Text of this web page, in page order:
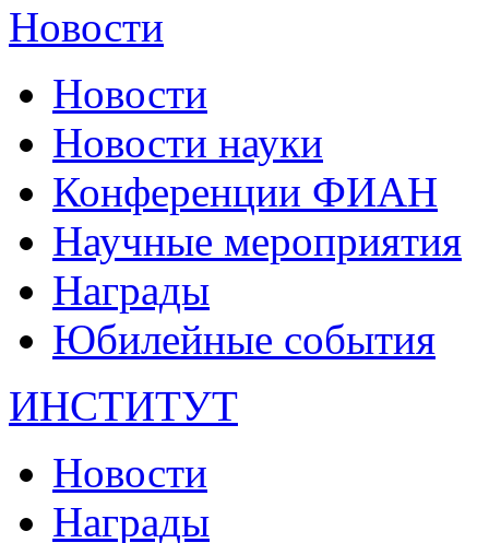
Новости
Новости
Новости науки
Конференции ФИАН
Научные мероприятия
Награды
Юбилейные события
ИНСТИТУТ
Новости
Награды